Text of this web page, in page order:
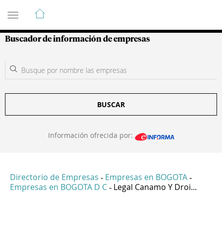
Guía de Empresas Colombianas
Buscador de información de empresas
BUSCAR
Información ofrecida por:
Directorio de Empresas - Empresas en BOGOTA -
Empresas en BOGOTA D C - Legal Canamo Y Droi...